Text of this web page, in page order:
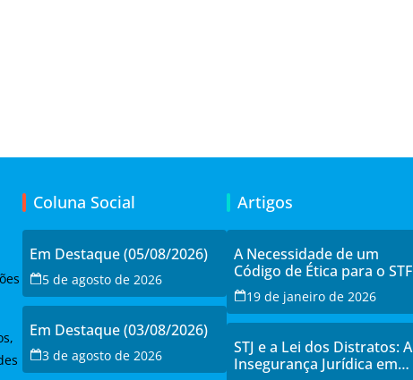
Coluna Social
Em Destaque (05/08/2026)
5 de agosto de 2026
Em Destaque (03/08/2026)
3 de agosto de 2026
Artigos
A Necessidade de um
Código de Ética para o STF
19 de janeiro de 2026
STJ e a Lei dos Distratos: A
Insegurança Jurídica em